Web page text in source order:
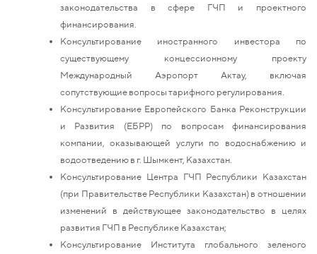
законодательства в сфере ГЧП и проектного
финансирования.
Консультирование иностранного инвестора по
существующему концессионному проекту
Международный Аэропорт Актау, включая
сопутствующие вопросы тарифного регулирования.
Консультирование Европейского Банка Реконструкции
и Развития (ЕБРР) по вопросам финансирования
компании, оказывающей услуги по водоснабжению и
водоотведению в г. Шымкент, Казахстан.
Консультирование Центра ГЧП Республики Казахстан
(при Правительстве Республики Казахстан) в отношении
изменений в действующее законодательство в целях
развития ГЧП в Республике Казахстан;
Консультирование Института глобального зеленого